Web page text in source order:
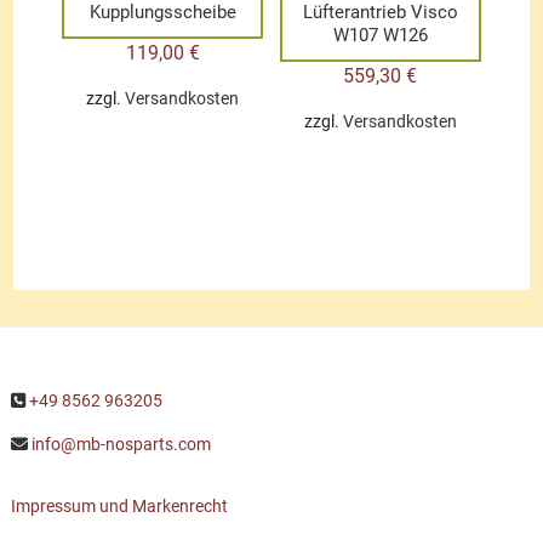
Kupplungsscheibe
119,00 €
zzgl.Versandkosten
Lüfterantrieb Visco
W107 W126
559,30€
zzgl. Versandkosten
+49 8562 963205
info@mb-nosparts.com
Impressum und Markenrecht